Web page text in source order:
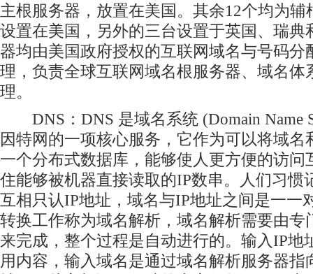
主根服务器，放置在美国。其余12个均为辅
设置在美国，另外的三台设置于英国、瑞典
器均由美国政府授权的互联网域名与号码
理，负责全球互联网域名根服务器、域名体
理。
DNS：DNS 是域名系统 (Domain Name
因特网的一项核心服务，它作为可以将域名
一个分布式数据库，能够使人更方便的访问
住能够被机器直接读取的IP数串。人们习惯
互相只认IP地址，域名与IP地址之间是一一
转换工作称为域名解析，域名解析需要由专
来完成，整个过程是自动进行的。输入IP地
用内容，输入域名是通过域名解析服务器指